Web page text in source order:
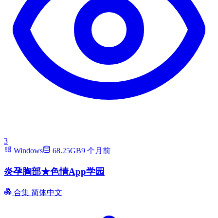
3
Windows
68.25GB9 个月前
炎孕胸部★色情App学园
合集 简体中文